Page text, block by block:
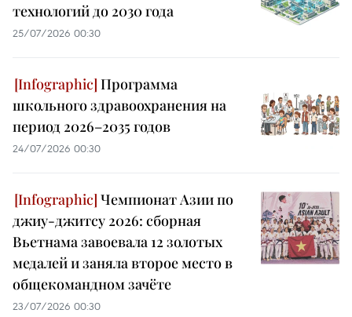
технологий до 2030 года
25/07/2026 00:30
Программа
школьного здравоохранения на
период 2026–2035 годов
24/07/2026 00:30
Чемпионат Азии по
джиу-джитсу 2026: сборная
Вьетнама завоевала 12 золотых
медалей и заняла второе место в
общекомандном зачёте
23/07/2026 00:30